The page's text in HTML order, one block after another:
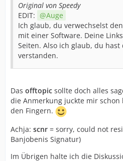
Original von Speedy
EDIT:
Auge
Ich glaub, du verwechselst
mit einer Software. Deine
Seiten. Also ich glaub, du hast
verstanden.
Das offtopic sollte doch alles
die Anmerkung juckte mir
den Fingern.
Achja: scnr = sorry, could not
Banjobenis Signatur)
Im Übrigen halte ich die